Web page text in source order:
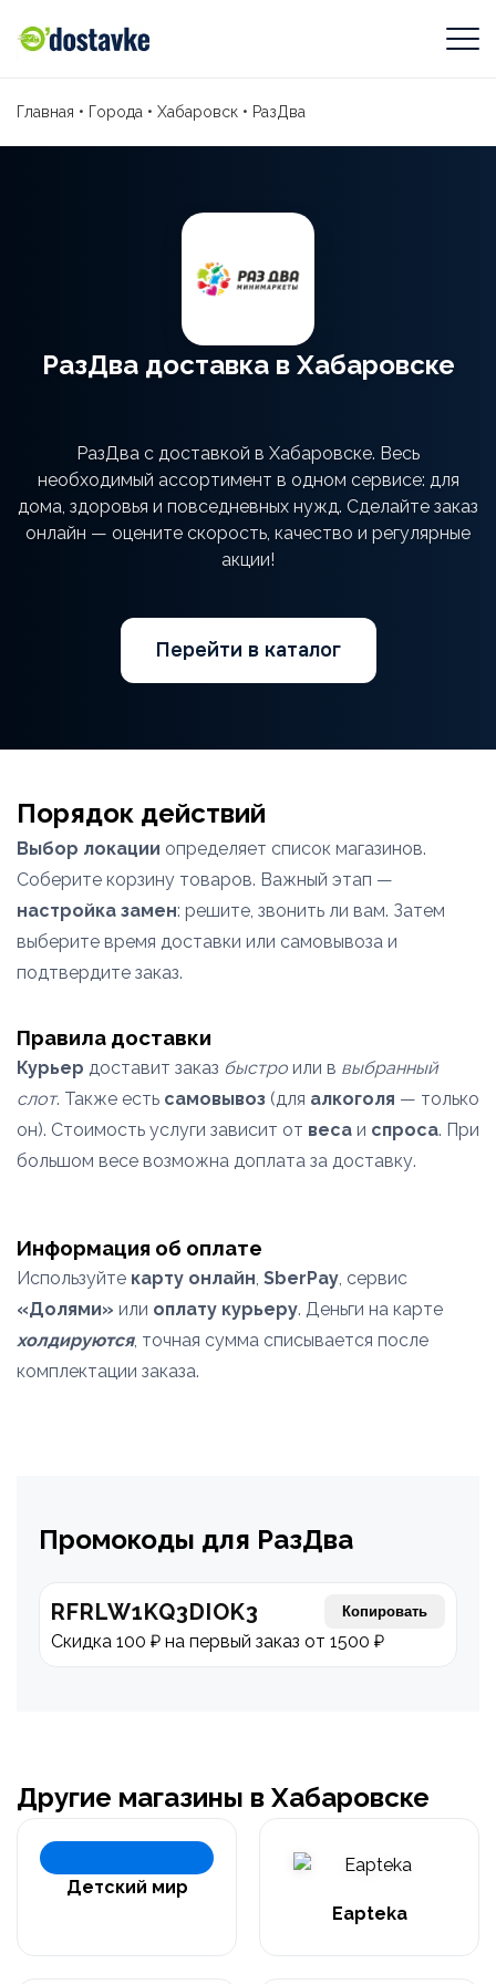
Главная • Города • Хабаровск • РазДва
РазДва доставка в Хабаровске
РазДва с доставкой в Хабаровске. Весь
необходимый ассортимент в одном сервисе: для
дома, здоровья и повседневных нужд. Сделайте заказ
онлайн — оцените скорость, качество и регулярные
акции!
Перейти в каталог
Порядок действий
Выбор локации определяет список магазинов.
Соберите корзину товаров. Важный этап —
настройка замен: решите, звонить ли вам. Затем
выберите время доставки или самовывоза и
подтвердите заказ.
Правила доставки
Курьер доставит заказ быстро или в выбранный
слот. Также есть самовывоз (для алкоголя — только
он). Стоимость услуги зависит от веса и спроса. При
большом весе возможна доплата за доставку.
Информация об оплате
Используйте карту онлайн, SberPay, сервис
«Долями» или оплату курьеру. Деньги на карте
холдируются, точная сумма списывается после
комплектации заказа.
Промокоды для РазДва
RFRLW1KQ3DIOK3 Копировать
Скидка 100 ₽ на первый заказ от 1500 ₽
Другие магазины в Хабаровске
Детский мир
Eapteka